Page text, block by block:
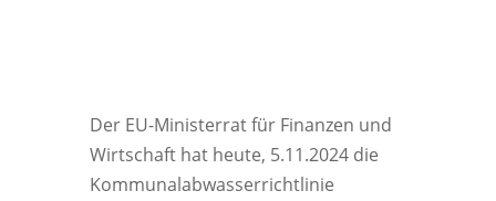
Der EU-Ministerrat für Finanzen und
Wirtschaft hat heute, 5.11.2024 die
Kommunalabwasserrichtlinie